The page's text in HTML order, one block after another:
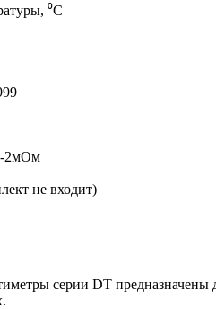
⁰С
2мОм
не входит)
серии DT предназначены